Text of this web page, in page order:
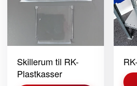
Skillerum til RK-
Plastkasser